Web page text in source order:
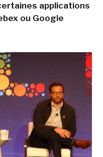
applications
ou Google